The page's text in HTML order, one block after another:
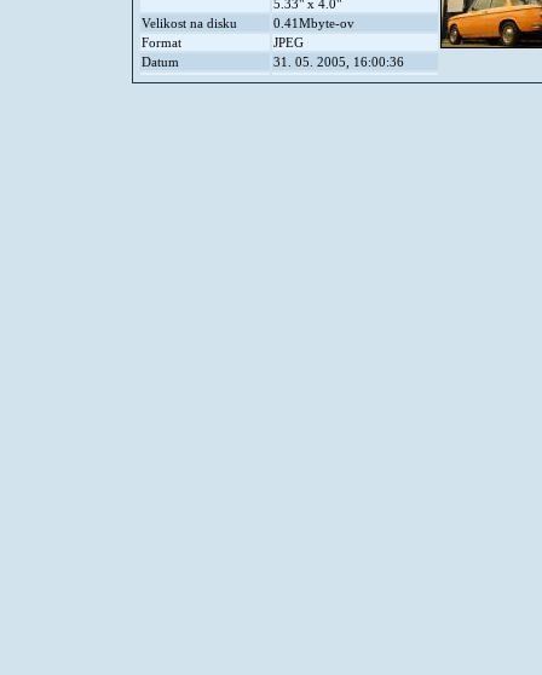
5.33" x 4.0"
Velikost na disku
0.41Mbyte-ov
Format
JPEG
Datum
31. 05. 2005, 16:00:36